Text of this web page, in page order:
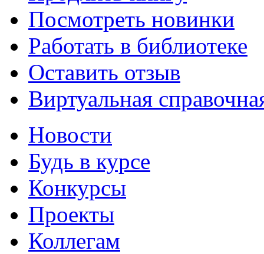
Посмотреть новинки
Работать в библиотеке
Оставить отзыв
Виртуальная
Новости
Будь в курсе
Конкурсы
Проекты
Коллегам